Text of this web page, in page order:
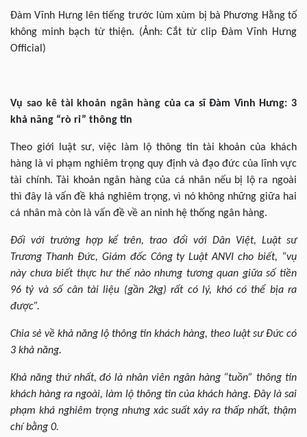
Đàm Vĩnh Hưng lên tiếng trước lùm xùm bị bà Phương Hằng tố
không minh bạch từ thiện. (Ảnh: Cắt từ clip Đàm Vĩnh Hưng
Official)
Vụ sao kê tài khoản ngân hàng của ca sĩ Đàm Vình Hưng: 3
khả năng “rò rỉ” thông tin
Theo giới luật sư, việc làm lộ thông tin tài khoản của khách
hàng là vi phạm nghiêm trọng quy định và đạo đức của lĩnh vực
tài chính. Tài khoản ngân hàng của cá nhân nếu bị lộ ra ngoài
thì đây là vấn đề khá nghiêm trọng, vì nó không những giữa hai
cá nhân mà còn là vấn đề về an ninh hệ thống ngân hàng.
Đối với trường hợp kể trên, trao đổi với Dân Việt, Luật sư
Trương Thanh Đức, Giám đốc Công ty Luật ANVI cho biết, “vụ
này chưa biết thực hư thế nào nhưng tương quan giữa số tiền
96 tỷ và số cân tài liệu (gần 2kg) rất có lý, khó có thể bịa ra
được”.
Chia sẻ về khả năng lộ thông tin khách hàng, theo luật sư Đức có
3 khả năng.
Khả năng thứ nhất, đó là nhân viên ngân hàng “tuồn” thông tin
khách hàng ra ngoài, làm lộ thông tin của khách hàng. Đây là sai
phạm khá nghiêm trọng nhưng xác suất xảy ra thấp nhất, thậm
chí bằng 0.